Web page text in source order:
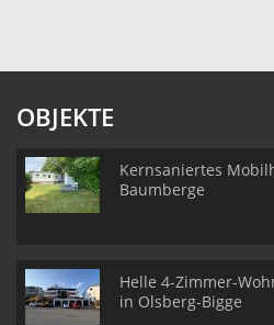
OBJEKTE
Kernsaniertes
Baumberge
Helle 4-Zimmer-
in Olsberg-Bigge